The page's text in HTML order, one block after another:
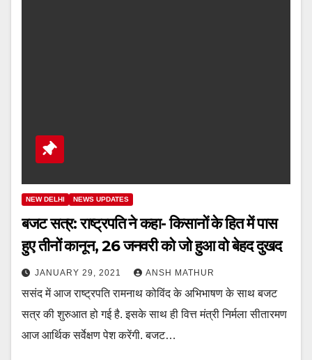
NEW DELHI NEWS UPDATES
बजट सत्र: राष्ट्रपति ने कहा- किसानों के हित में पास
हुए तीनों कानून, 26 जनवरी को जो हुआ वो बेहद दुखद
JANUARY 29, 2021 ANSH MATHUR
ससंद में आज राष्ट्रपति रामनाथ कोविंद के अभिभाषण के साथ बजट
सत्र की शुरुआत हो गई है. इसके साथ ही वित्त मंत्री निर्मला सीतारमण
आज आर्थिक सर्वेक्षण पेश करेंगी. बजट…